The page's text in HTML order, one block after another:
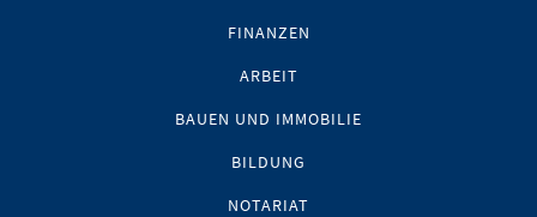
FINANZEN
ARBEIT
BAUEN UND IMMOBILIE
BILDUNG
NOTARIAT